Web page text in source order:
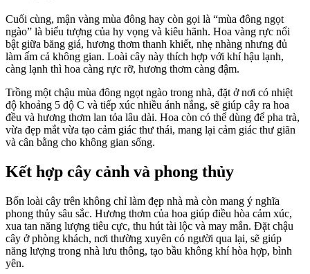
Cuối cùng, mận vàng mùa đông hay còn gọi là “mùa đông ngọt
ngào” là biểu tượng của hy vọng và kiêu hãnh. Hoa vàng rực nổi
bật giữa băng giá, hương thơm thanh khiết, nhẹ nhàng nhưng đủ
làm ấm cả không gian. Loài cây này thích hợp với khí hậu lạnh,
càng lạnh thì hoa càng rực rỡ, hương thơm càng đậm.
Trồng một chậu mùa đông ngọt ngào trong nhà, đặt ở nơi có nhiệt
độ khoảng 5 độ C và tiếp xúc nhiều ánh nắng, sẽ giúp cây ra hoa
đều và hương thơm lan tỏa lâu dài. Hoa còn có thể dùng để pha trà,
vừa đẹp mắt vừa tạo cảm giác thư thái, mang lại cảm giác thư giãn
và cân bằng cho không gian sống.
Kết hợp cây cảnh và phong thủy
Bốn loài cây trên không chỉ làm đẹp nhà mà còn mang ý nghĩa
phong thủy sâu sắc. Hương thơm của hoa giúp điều hòa cảm xúc,
xua tan năng lượng tiêu cực, thu hút tài lộc và may mắn. Đặt chậu
cây ở phòng khách, nơi thường xuyên có người qua lại, sẽ giúp
năng lượng trong nhà lưu thông, tạo bầu không khí hòa hợp, bình
yên.